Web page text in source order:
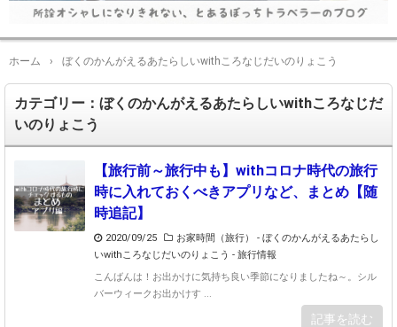
ホーム › ぼくのかんがえるあたらしいwithころなじだいのりょこう
カテゴリー：ぼくのかんがえるあたらしいwithころなじだ
いのりょこう
【旅行前～旅行中も】withコロナ時代の旅行
時に入れておくべきアプリなど、まとめ【随
時追記】
2020/09/25 お家時間（旅行） - ぼくのかんがえるあたらし
いwithころなじだいのりょこう - 旅行情報
こんばんは！お出かけに気持ち良い季節になりましたね～。シル
バーウィークお出かけす ...
記事を読む